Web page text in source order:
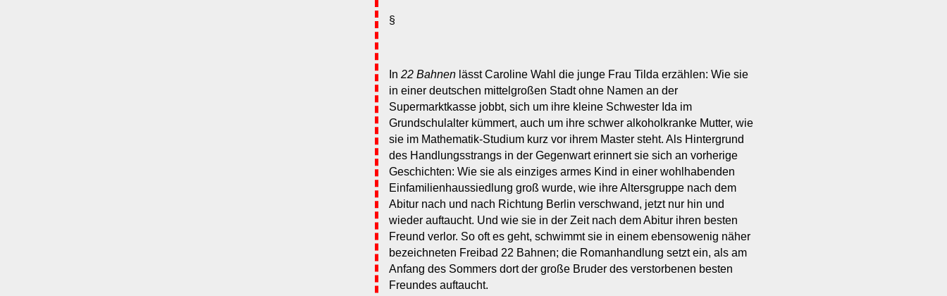
§
In 22 Bahnen lässt Caroline Wahl die junge Frau Tilda erzählen: Wie sie
in einer deutschen mittelgroßen Stadt ohne Namen an der
Supermarktkasse jobbt, sich um ihre kleine Schwester Ida im
Grundschulalter kümmert, auch um ihre schwer alkoholkranke Mutter, wie
sie im Mathematik-Studium kurz vor ihrem Master steht. Als Hintergrund
des Handlungsstrangs in der Gegenwart erinnert sie sich an vorherige
Geschichten: Wie sie als einziges armes Kind in einer wohlhabenden
Einfamilienhaussiedlung groß wurde, wie ihre Altersgruppe nach dem
Abitur nach und nach Richtung Berlin verschwand, jetzt nur hin und
wieder auftaucht. Und wie sie in der Zeit nach dem Abitur ihren besten
Freund verlor. So oft es geht, schwimmt sie in einem ebensowenig näher
bezeichneten Freibad 22 Bahnen; die Romanhandlung setzt ein, als am
Anfang des Sommers dort der große Bruder des verstorbenen besten
Freundes auftaucht.